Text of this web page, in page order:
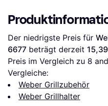
Der niedrigste Preis für
6677 beträgt derzeit
Preis im Vergleich zu 8
Vergleiche:
Weber Grillzubehör
Weber Grillhalter